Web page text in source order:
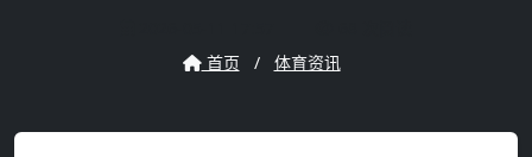
首页
/ 体育资讯